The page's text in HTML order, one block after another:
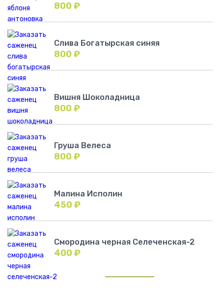
800₽
Слива Богатырская синяя
800₽
Вишня Шоколадница
800₽
Груша Велеса
800₽
Малина Исполин
450₽
Смородина черная Селеченская-2
400₽